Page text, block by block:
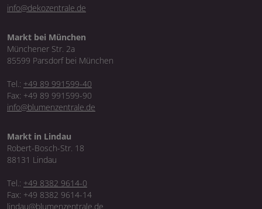
info@dekozentrale.de
Markt bei München
Münchener Str. 2a
85599 Parsdorf bei München
Tel.: +49 89 991599-40
Fax: +49 89 991599-90
info@blumenzentrale.de
Markt in Lindau
Robert-Bosch-Str. 18
88131 Lindau
Tel.: +49 8382 9614-0
Fax: +49 8382 9614-14
lindau@blumenzentrale.de